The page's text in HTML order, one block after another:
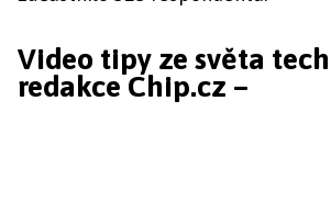
Video tipy ze světa
redakce Chip.cz –